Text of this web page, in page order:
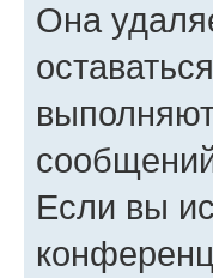
Она
Если вы